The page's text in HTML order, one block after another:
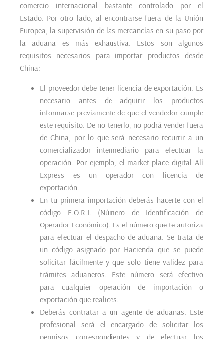
comercio internacional bastante controlado por el
Estado. Por otro lado, al encontrarse fuera de la Unión
Europea, la supervisión de las mercancías en su paso por
la aduana es más exhaustiva. Estos son algunos
requisitos necesarios para importar productos desde
China:
El proveedor debe tener licencia de exportación. Es
necesario antes de adquirir los productos
informarse previamente de que el vendedor cumple
este requisito. De no tenerlo, no podrá vender fuera
de China, por lo que será necesario recurrir a un
comercializador intermediario para efectuar la
operación. Por ejemplo, el market-place digital Alí
Express es un operador con licencia de
exportación.
En tu primera importación deberás hacerte con el
código E.O.R.I. (Número de Identificación de
Operador Económico). Es el número que te autoriza
para efectuar el despacho de aduana. Se trata de
un código asignado por Hacienda que se puede
solicitar fácilmente y que solo tiene validez para
trámites aduaneros. Este número será efectivo
para cualquier operación de importación o
exportación que realices.
Deberás contratar a un agente de aduanas. Este
profesional será el encargado de solicitar los
permisos correspondientes y de efectuar los